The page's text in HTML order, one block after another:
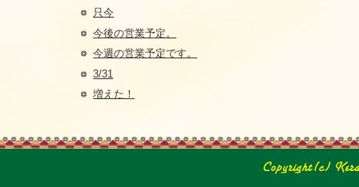
只今
今後の営業予定。
今週の営業予定です。
3/31
増えた！